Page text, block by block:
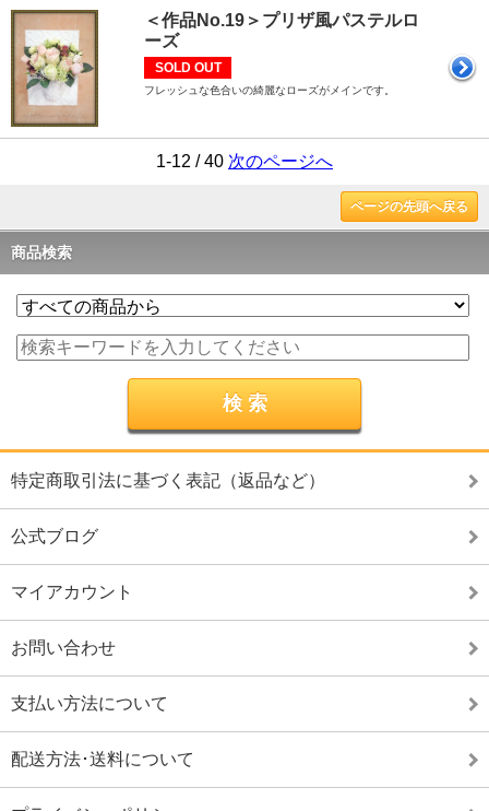
＜作品No.19＞プリザ風パステルロ
ーズ
SOLD OUT
フレッシュな色合いの綺麗なローズがメインです。
1-12 / 40 次のページへ
ページの先頭へ戻る
商品検索
特定商取引法に基づく表記（返品など）
公式ブログ
マイアカウント
お問い合わせ
支払い方法について
配送方法･送料について